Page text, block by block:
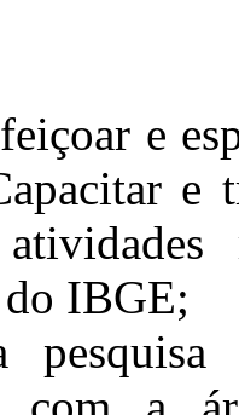
e
e
IBGE;